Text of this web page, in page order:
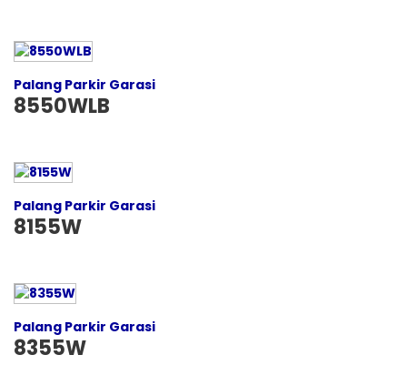
Palang Parkir Garasi
8550WLB
Palang Parkir Garasi
8155W
Palang Parkir Garasi
8355W